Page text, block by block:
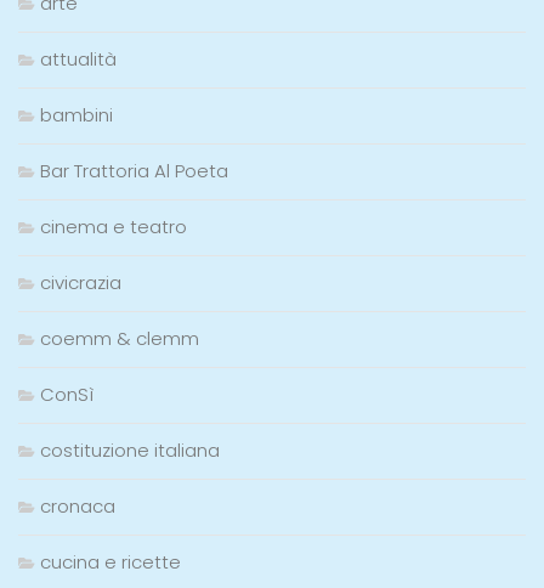
attualità
bambini
Bar Trattoria Al Poeta
cinema e teatro
civicrazia
coemm & clemm
ConSì
costituzione italiana
cronaca
cucina e ricette